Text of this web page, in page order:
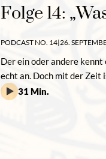
Folge 14:
PODCAST NO. 14|26.
Der ein oder andere
echt an. Doch mit der Zeit
31 Min.